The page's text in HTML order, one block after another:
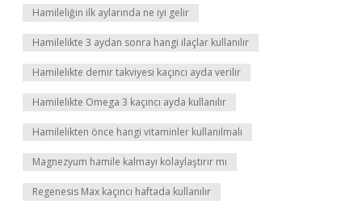
Hamileliğin ilk aylarında ne iyi gelir
Hamilelikte 3 aydan sonra hangi ilaçlar kullanılır
Hamilelikte demir takviyesi kaçıncı ayda verilir
Hamilelikte Omega 3 kaçıncı ayda kullanılır
Hamilelikten önce hangi vitaminler kullanılmalı
Magnezyum hamile kalmayı kolaylaştırır mı
Regenesis Max kaçıncı haftada kullanılır